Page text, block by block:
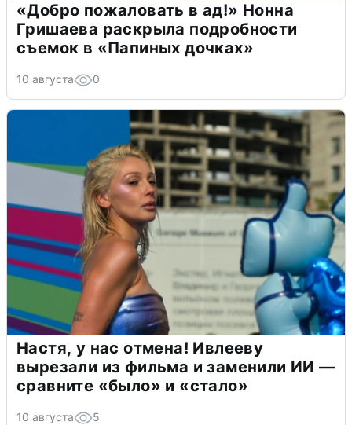
«Добро пожаловать в ад!» Нонна
Гришаева раскрыла подробности
съемок в «Папиных дочках»
10 августа 0
Настя, у нас отмена! Ивлееву
вырезали из фильма и заменили ИИ —
сравните «было» и «стало»
10 августа 5